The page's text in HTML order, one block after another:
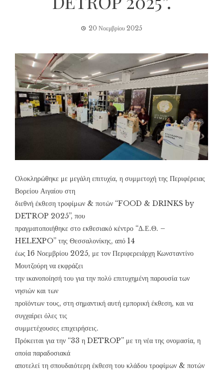
20 Νοεμβρίου 2025
Ολοκληρώθηκε με μεγάλη επιτυχία, η συμμετοχή της Περιφέρειας
Βορείου Αιγαίου στη
διεθνή έκθεση τροφίμων & ποτών “FOOD & DRINKS by
DETROP 2025”, που
πραγματοποιήθηκε στο εκθεσιακό κέντρο “Δ.Ε.Θ. –
HELEXPO” της Θεσσαλονίκης, από 14
έως 16 Νοεμβρίου 2025, με τον Περιφερειάρχη Κωνσταντίνο
Μουτζούρη να εκφράζει
την ικανοποίησή του για την πολύ επιτυχημένη παρουσία των
νησιών και των
προϊόντων τους, στη σημαντική αυτή εμπορική έκθεση, και να
συγχαίρει όλες τις
συμμετέχουσες επιχειρήσεις.
Πρόκειται για την “33 η DETROP” με τη νέα της ονομασία, η
οποία παραδοσιακά
αποτελεί τη σπουδαιότερη έκθεση του κλάδου τροφίμων & ποτών